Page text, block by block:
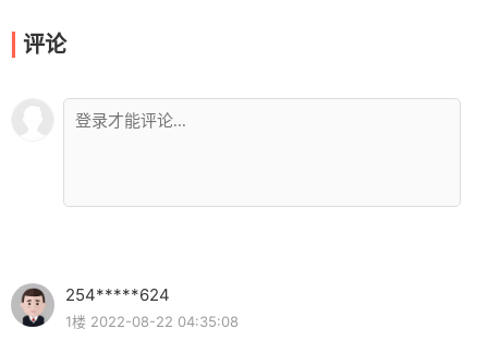
评论
254*****624
1楼 2022-08-22 04:35:08